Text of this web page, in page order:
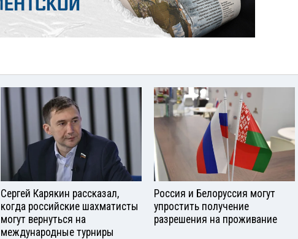
Сергей Карякин рассказал,
когда российские шахматисты
могут вернуться на
международные турниры
Россия и Белоруссия могут
упростить получение
разрешения на проживание